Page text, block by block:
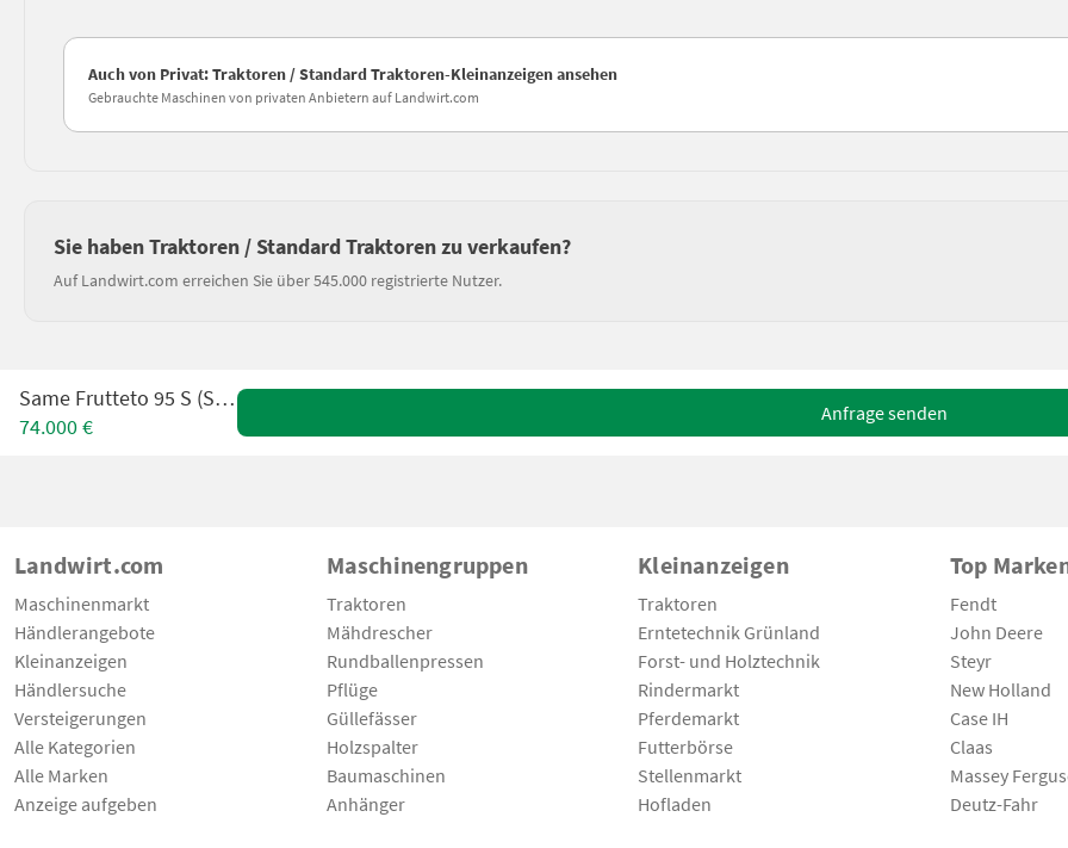
Auch von Privat: Traktoren / Standard Traktoren-Kleinanzeigen ansehen
Gebrauchte Maschinen von privaten Anbietern auf Landwirt.com
Sie haben Traktoren / Standard Traktoren zu verkaufen?
Auf Landwirt.com erreichen Sie über 545.000 registrierte Nutzer.
Same Frutteto 95 S (Stage V)
74.000 €
Anfrage senden
Landwirt.com
Maschinenmarkt
Händlerangebote
Kleinanzeigen
Händlersuche
Versteigerungen
Alle Kategorien
Alle Marken
Anzeige aufgeben
Maschinengruppen
Traktoren
Mähdrescher
Rundballenpressen
Pflüge
Güllefässer
Holzspalter
Baumaschinen
Anhänger
Kleinanzeigen
Traktoren
Erntetechnik Grünland
Forst- und Holztechnik
Rindermarkt
Pferdemarkt
Futterbörse
Stellenmarkt
Hofladen
Top
Fendt
John Deere
Steyr
New Holland
Case IH
Claas
Massey
Deutz-Fahr